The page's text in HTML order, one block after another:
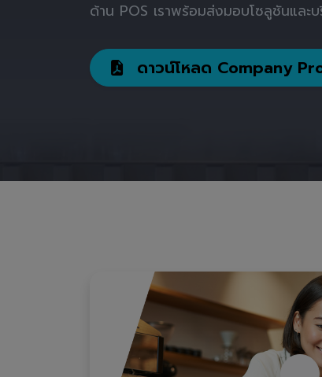
ด้าน POS เราพร้อมส่งมอบโซลูชันแล
ดาวน์โหลด Company